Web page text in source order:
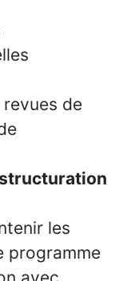
de
les
programme